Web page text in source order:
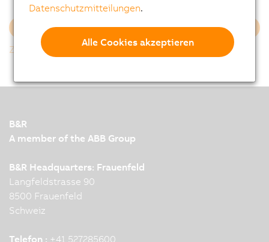
Mehr laden
Zurück zur Gesamtliste
B&R
A member of the ABB Group
B&R Headquarters: Frauenfeld
Langfeldstrasse 90
8500 Frauenfeld
Schweiz
Telefon : +41 527285600
Datenschutzmitteilungen.
Alle Cookies akzeptieren